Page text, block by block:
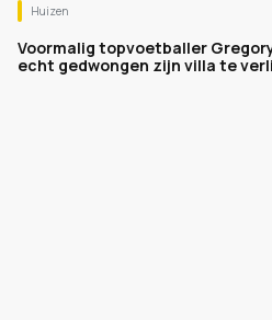
Huizen
Voormalig topvoetballer
echt gedwongen zijn villa te